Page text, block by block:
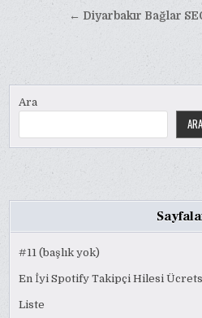
gezinmesi← Diyarbakır Bağlar
Ara
ARA
#11 (başlık yok)
En İyi Spotify Takipçi Hilesi
Liste